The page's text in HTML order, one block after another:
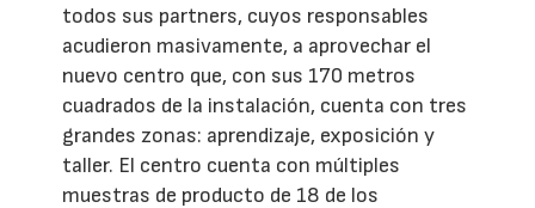
todos sus partners, cuyos responsables
acudieron masivamente, a aprovechar el
nuevo centro que, con sus 170 metros
cuadrados de la instalación, cuenta con tres
grandes zonas: aprendizaje, exposición y
taller. El centro cuenta con múltiples
muestras de producto de 18 de los